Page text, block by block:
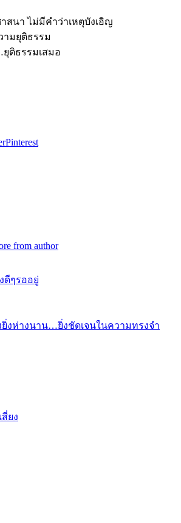
นา ไม่มีคำว่าเหตุบังเอิญ
มยุติธรรม
ติธรรมเสมอ
Pinterest
from author
ดีๆรออยู่
งห่างนาน…ยิ่งชัดเจนในความทรงจำ
ยง